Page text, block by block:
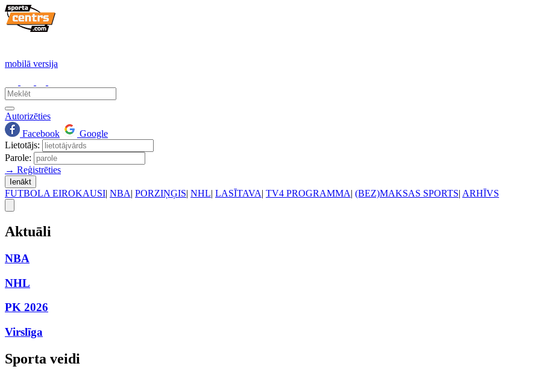
mobilā versija
Autorizēties
Facebook
Google
Lietotājs:
Parole:
→ Reģistrēties
Ienākt
FUTBOLA EIROKAUSI| NBA| PORZIŅĢIS| NHL| LASĪTAVA| TV4 PROGRAMMA| (BEZ)MAKSAS SPORTS| ARHĪVS
Aktuāli
NBA
NHL
PK 2026
Virslīga
Sporta veidi